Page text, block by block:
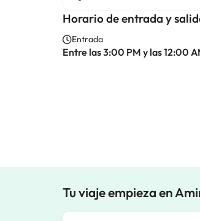
Horario de entrada y
Entrada
Entre las 3:00 PM y las 12:00
Tu viaje empieza en